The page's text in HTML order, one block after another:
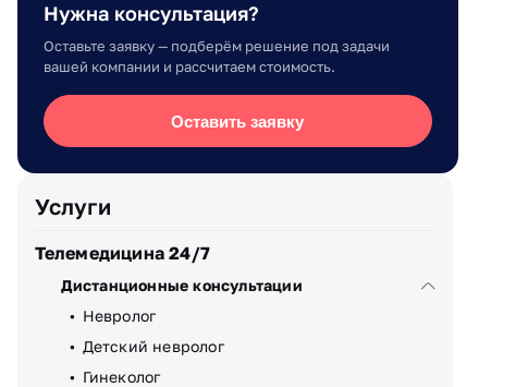
Нужна консультация?
Оставьте заявку — подберём решение под задачи
вашей компании и рассчитаем стоимость.
Оставить заявку
Услуги
Телемедицина 24/7
Дистанционные консультации
Невролог
Детский невролог
Гинеколог